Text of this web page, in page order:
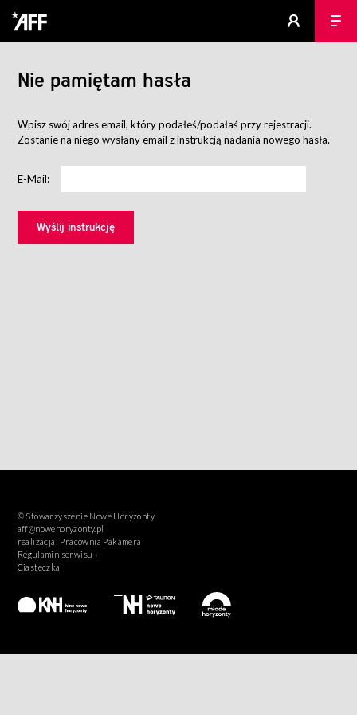
Nie pamiętam hasła
Wpisz swój adres email, który podałeś/podałaś przy rejestracji.
Zostanie na niego wysłany email z instrukcją nadania nowego hasła.
E-Mail:
© Stowarzyszenie Nowe Horyzonty
aff@nowehoryzonty.pl
realizacja: Pracownia Pakamera
Regulamin serwisu ›
Ciasteczka